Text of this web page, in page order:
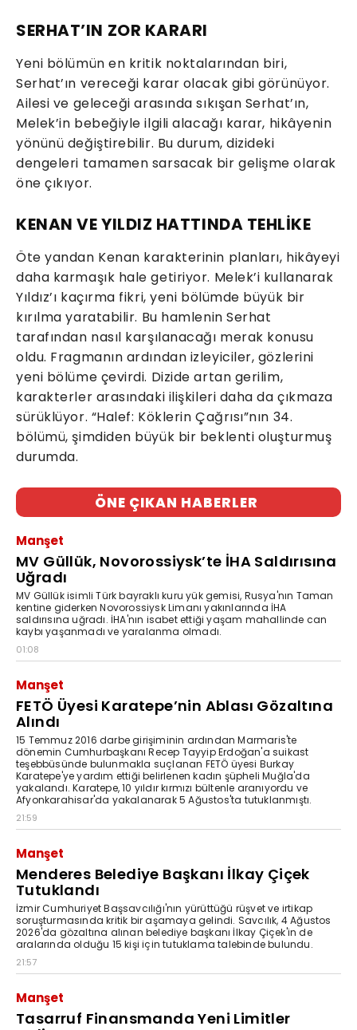
SERHAT’IN ZOR KARARI
Yeni bölümün en kritik noktalarından biri,
Serhat’ın vereceği karar olacak gibi görünüyor.
Ailesi ve geleceği arasında sıkışan Serhat’ın,
Melek’in bebeğiyle ilgili alacağı karar, hikâyenin
yönünü değiştirebilir. Bu durum, dizideki
dengeleri tamamen sarsacak bir gelişme olarak
öne çıkıyor.
KENAN VE YILDIZ HATTINDA TEHLİKE
Öte yandan Kenan karakterinin planları, hikâyeyi
daha karmaşık hale getiriyor. Melek’i kullanarak
Yıldız’ı kaçırma fikri, yeni bölümde büyük bir
kırılma yaratabilir. Bu hamlenin Serhat
tarafından nasıl karşılanacağı merak konusu
oldu. Fragmanın ardından izleyiciler, gözlerini
yeni bölüme çevirdi. Dizide artan gerilim,
karakterler arasındaki ilişkileri daha da çıkmaza
sürüklüyor. “Halef: Köklerin Çağrısı”nın 34.
bölümü, şimdiden büyük bir beklenti oluşturmuş
durumda.
ÖNE ÇIKAN HABERLER
Manşet
MV Güllük, Novorossiysk’te İHA Saldırısına
Uğradı
MV Güllük isimli Türk bayraklı kuru yük gemisi, Rusya'nın Taman
kentine giderken Novorossiysk Limanı yakınlarında İHA
saldırısına uğradı. İHA'nın isabet ettiği yaşam mahallinde can
kaybı yaşanmadı ve yaralanma olmadı.
01:08
Manşet
FETÖ Üyesi Karatepe’nin Ablası Gözaltına
Alındı
15 Temmuz 2016 darbe girişiminin ardından Marmaris'te
dönemin Cumhurbaşkanı Recep Tayyip Erdoğan'a suikast
teşebbüsünde bulunmakla suçlanan FETÖ üyesi Burkay
Karatepe'ye yardım ettiği belirlenen kadın şüpheli Muğla'da
yakalandı. Karatepe, 10 yıldır kırmızı bültenle aranıyordu ve
Afyonkarahisar'da yakalanarak 5 Ağustos'ta tutuklanmıştı.
21:59
Manşet
Menderes Belediye Başkanı İlkay Çiçek
Tutuklandı
İzmir Cumhuriyet Başsavcılığı'nın yürüttüğü rüşvet ve irtikap
soruşturmasında kritik bir aşamaya gelindi. Savcılık, 4 Ağustos
2026'da gözaltına alınan belediye başkanı İlkay Çiçek'in de
aralarında olduğu 15 kişi için tutuklama talebinde bulundu.
21:57
Manşet
Tasarruf Finansmanda Yeni Limitler